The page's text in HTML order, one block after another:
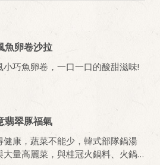
魚卵卷沙拉
小巧魚卵卷，一口一口的酸甜滋味!
翡翠豚福氣
健康，蔬菜不能少，韓式部隊鍋湯
大量高麗菜，與桂冠火鍋料、火鍋